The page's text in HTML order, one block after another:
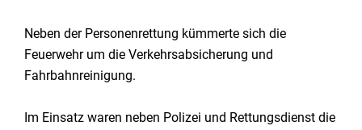
Neben der Personenrettung kümmerte sich die
Feuerwehr um die Verkehrsabsicherung und
Fahrbahnreinigung.
Im Einsatz waren neben Polizei und Rettungsdienst die